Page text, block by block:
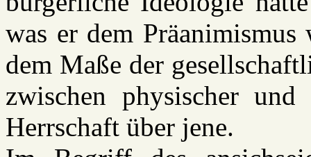
was er dem Präanimismus
dem Maße der
zwischen physischer
Herrschaft über jene.